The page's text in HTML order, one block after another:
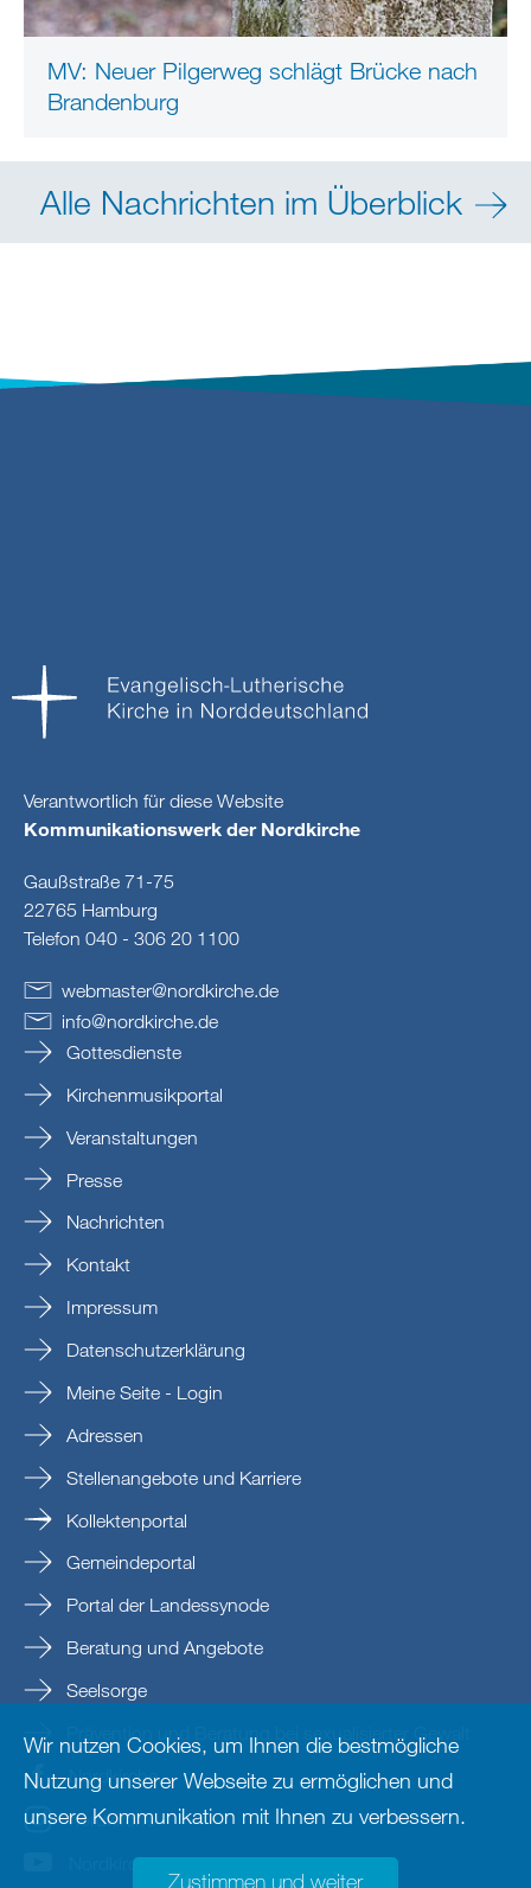
MV: Neuer Pilgerweg schlägt Brücke nach
Brandenburg
Alle Nachrichten im Überblick
Verantwortlich für diese Website
Kommunikationswerk der Nordkirche
Gaußstraße 71-75
22765 Hamburg
Telefon 040 - 306 20 1100
webmaster@nordkirche.de
info@nordkirche.de
Gottesdienste
Kirchenmusikportal
Veranstaltungen
Presse
Nachrichten
Kontakt
Impressum
Datenschutzerklärung
Meine Seite - Login
Adressen
Stellenangebote und Karriere
Kollektenportal
Gemeindeportal
Portal der Landessynode
Beratung und Angebote
Seelsorge
Prävention und Beratung bei sexualisierter Gewalt
Nordkirche
nordkirche
Nordkirche
Wir nutzen Cookies, um Ihnen die bestmögliche
Nutzung unserer Webseite zu ermöglichen und
unsere Kommunikation mit Ihnen zu verbessern.
Zustimmen und weiter